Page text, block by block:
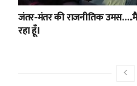
जंतर-मंतर की राजनीतिक
रहा हूँ।